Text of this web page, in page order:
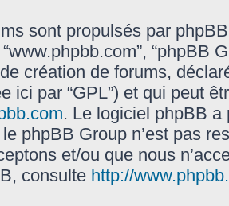
sont propulsés par phpBB
“phpBB
création de forums,
ici par “GPL”) et qui peut
. Le logiciel phpBB
phpBB Group n’est pas
et/ou que nous
consulte http://